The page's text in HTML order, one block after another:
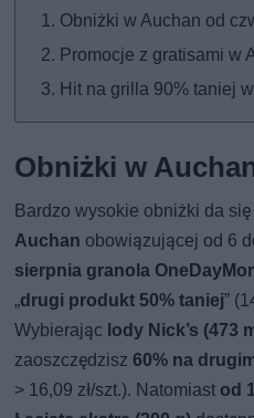
Obniżki w Auchan od
Promocje z gratisami w
Hit na grilla 90% taniej
Obniżki w
Bardzo wysokie obniżki da
Auchan obowiązującej od 6
sierpnia granola
„drugi produkt 50% taniej”
Wybierając lody Nick’s (473
zaoszczędzisz60% na
> 16,09 zł/szt.). Natomiast od